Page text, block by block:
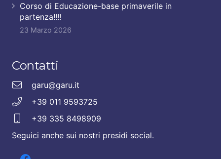
Corso di Educazione-base primaverile in
partenza!!!!
23 Marzo 2026
Contatti
garu@garu.it
+39 011 9593725
+39 335 8498909
Seguici anche sui nostri presidi social.